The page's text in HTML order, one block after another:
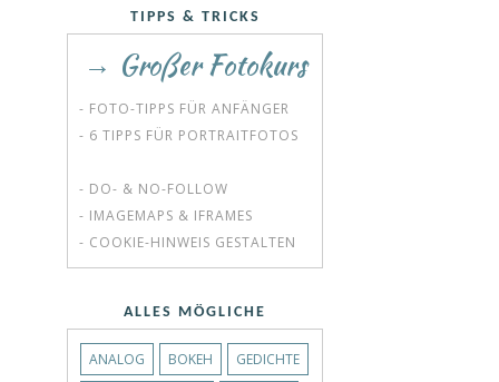
TIPPS & TRICKS
→ Großer Fotokurs
- FOTO-TIPPS FÜR ANFÄNGER
- 6 TIPPS FÜR PORTRAITFOTOS
- DO- & NO-FOLLOW
- IMAGEMAPS & IFRAMES
- COOKIE-HINWEIS GESTALTEN
ALLES MÖGLICHE
ANALOG BOKEH GEDICHTE